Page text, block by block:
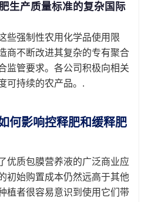
生产质量标准的复杂国际
些强制性农用化学品使用限
商不断改进其复杂的专有聚合
监管要求。各公司积极向相关
可持续的农产品。.
何影响控释肥和缓释肥
优质包膜营养液的广泛商业应
初始购置成本仍然远高于其他
植者很容易意识到使用它们带